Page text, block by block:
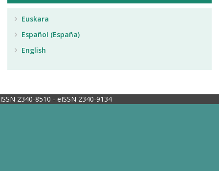
Euskara
Español (España)
English
ISSN 2340-8510 - eISSN 2340-9134